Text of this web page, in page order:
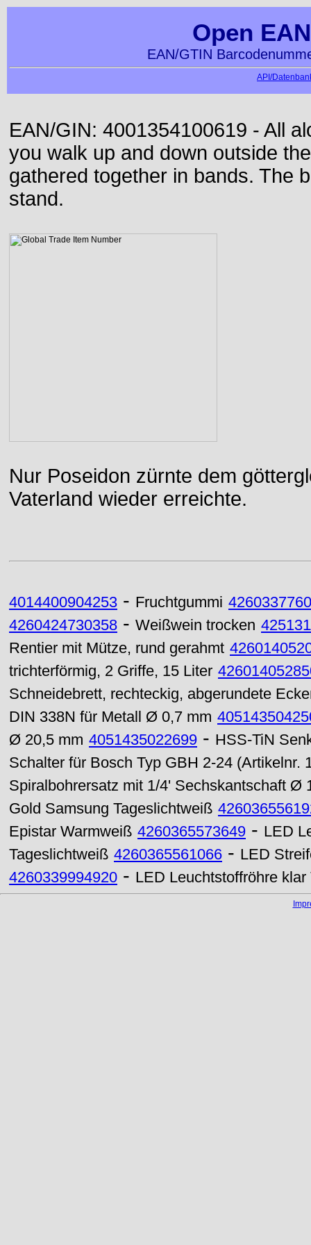
Open
EAN/GTIN
API/
EAN/GIN: 4001354100619 - All
you walk up and down outside
gathered together in bands. The
stand.
Nur Poseidon zürnte dem
Vaterland wieder erreichte.
4014400904253 - Fruchtgummi
4260424730358 - Weißwein trocken
Rentier mit Mütze, rund gerahmt
trichterförmig, 2 Griffe, 15 Liter
Schneidebrett, rechteckig, abgerundete
DIN 338N für Metall Ø 0,7 mm
Ø 20,5 mm 4051435022699 - HSS-TiN
Schalter für Bosch Typ GBH 2-24 (Artikelnr.
Spiralbohrersatz mit 1/4' Sechskantschaft Ø
Gold Samsung Tageslichtweiß
Epistar Warmweiß 4260365573649 - LED
Tageslichtweiß 4260365561066 - LED
4260339994920 - LED Leuchtstoffröhre